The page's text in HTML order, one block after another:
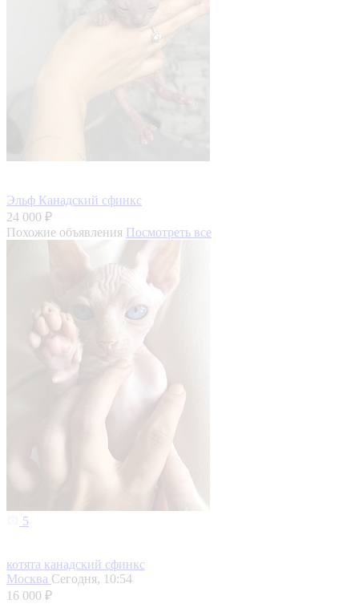
Эльф Канадский сфинкс
24 000 ₽
Похожие объявления Посмотреть все
5
котята канадский сфинкс
Москва Сегодня, 10:54
16 000 ₽